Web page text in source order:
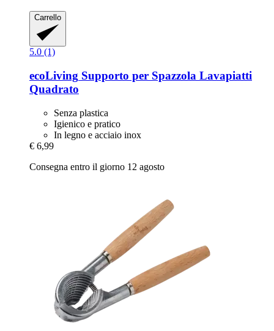
Carrello
5.0 (1)
ecoLiving Supporto per Spazzola Lavapiatti
Quadrato
Senza plastica
Igienico e pratico
In legno e acciaio inox
€ 6,99
Consegna entro il giorno 12 agosto